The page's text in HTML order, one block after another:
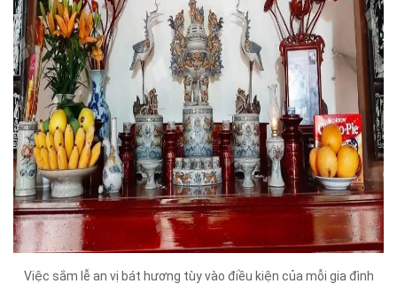
Việc sắm lễ an vị bát hương tùy vào điều kiện của mỗi gia đình